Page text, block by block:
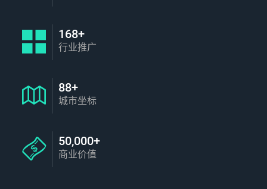
168+
行业推广
88+
城市坐标
50,000+
商业价值